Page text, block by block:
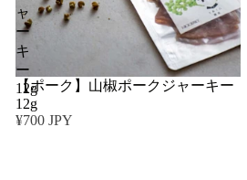
ャ
ー
キ
ー
12g
【ポーク】山椒ポークジャーキー
12g
¥700 JPY